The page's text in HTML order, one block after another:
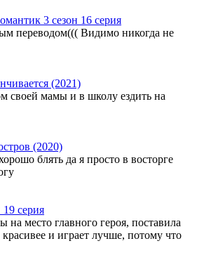
3 сезон 16 серия
переводом((( Видимо никогда не
(2021)
своей мамы и в школу ездить на
(2020)
блять да я просто в восторге
серия
на место главного героя, поставила
и играет лучше, потому что